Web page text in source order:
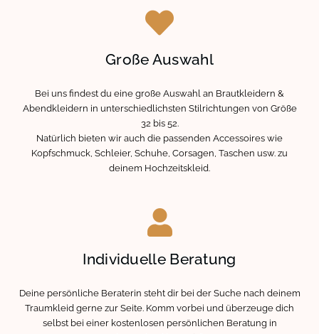
Große Auswahl
Bei uns findest du eine große Auswahl an Brautkleidern &
Abendkleidern in unterschiedlichsten Stilrichtungen von Größe
32 bis 52.
Natürlich bieten wir auch die passenden Accessoires wie
Kopfschmuck, Schleier, Schuhe, Corsagen, Taschen usw. zu
deinem Hochzeitskleid.
Individuelle Beratung
Deine persönliche Beraterin steht dir bei der Suche nach deinem
Traumkleid gerne zur Seite. Komm vorbei und überzeuge dich
selbst bei einer kostenlosen persönlichen Beratung in